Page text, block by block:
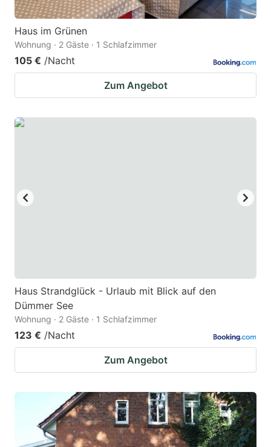
Haus im Grünen
Wohnung · 2 Gäste · 1 Schlafzimmer
105 € /Nacht
Zum Angebot
Haus Strandglück - Urlaub mit Blick auf den
Dümmer See
Wohnung · 2 Gäste · 1 Schlafzimmer
123 € /Nacht
Zum Angebot